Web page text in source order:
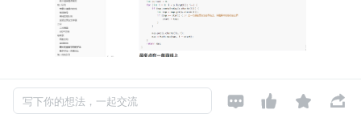
Spring
写下你的想法，一起交流    